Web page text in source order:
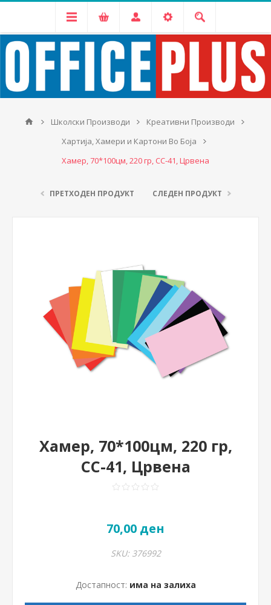
Школски Производи
Креативни Производи
Хартија, Хамери и Картони Во Боја
Хамер, 70*100цм, 220 гр, CC-41, Црвена
ПРЕТХОДЕН ПРОДУКТ СЛЕДЕН ПРОДУКТ
Хамер, 70*100цм, 220 гр,
CC-41, Црвена
70,00 ден
SKU: 376992
Достапност: има на залиха